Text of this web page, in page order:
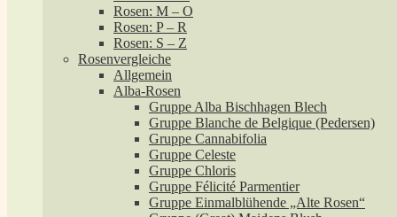
Rosen: M – O
Rosen: P – R
Rosen: S – Z
Rosenvergleiche
Allgemein
Alba-Rosen
Gruppe Alba Bischhagen Blech
Gruppe Blanche de Belgique (Pedersen)
Gruppe Cannabifolia
Gruppe Celeste
Gruppe Chloris
Gruppe Félicité Parmentier
Gruppe Einmalblühende „Alte Rosen“